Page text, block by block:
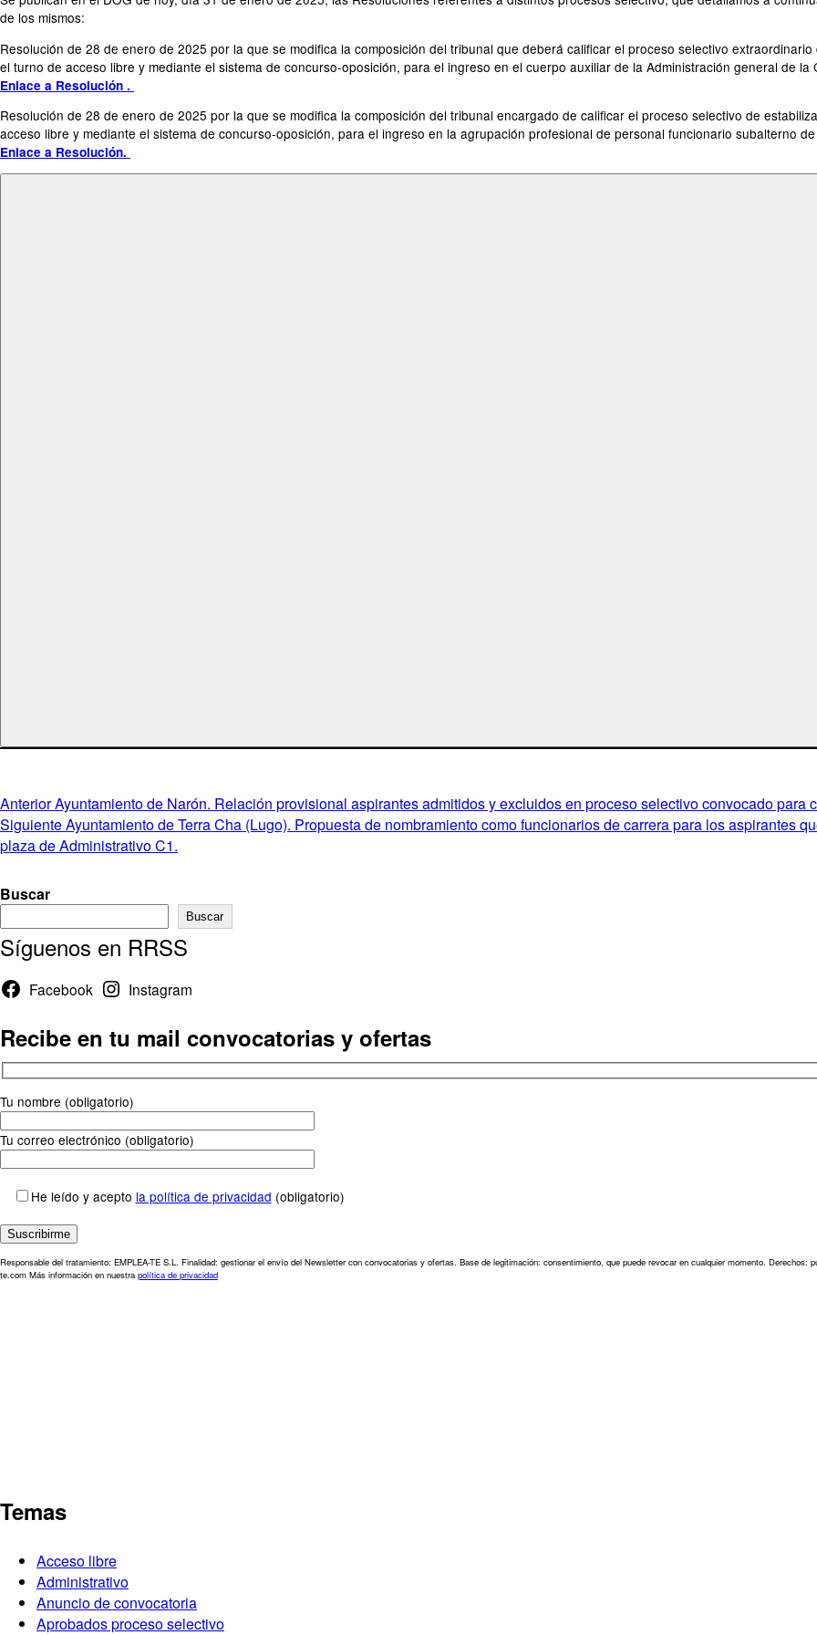
de los mismos:
Resolución de 28 de enero de 2025 por la que se modifica la composición del tribunal que deberá calificar el proceso selectivo
el turno de acceso libre y mediante el sistema de concurso-oposición, para el ingreso en el cuerpo auxiliar de la Administración general de
Enlace a Resolución .
Resolución de 28 de enero de 2025 por la que se modifica la composición del tribunal encargado de calificar el proceso selectivo de
acceso libre y mediante el sistema de concurso-oposición, para el ingreso en la agrupación profesional de personal funcionario subalterno
Enlace a Resolución.
Navegación
de
AnteriorEntrada
anterior:
Ayuntamiento de Narón. Relación provisional aspirantes admitidos y excluidos en proceso selectivo convocado para
SiguienteEntrada
siguiente:
Ayuntamiento de Terra Cha (Lugo). Propuesta de nombramiento como funcionarios de carrera para los aspirantes
plaza de Administrativo C1.
Buscar
Buscar
Síguenos en RRSS
Facebook Instagram
Recibe en tu mail convocatorias y ofertas
Tu nombre (obligatorio)
Tu correo electrónico (obligatorio)
He leído y acepto la política de privacidad (obligatorio)
Responsable del tratamiento: EMPLEA-TE S.L. Finalidad: gestionar el envío del Newsletter con convocatorias y ofertas. Base de legitimación: consentimiento, que puede revocar en cualquier momento.
te.com Más información en nuestra política de privacidad
Temas
Acceso libre
Administrativo
Anuncio de convocatoria
Aprobados proceso selectivo